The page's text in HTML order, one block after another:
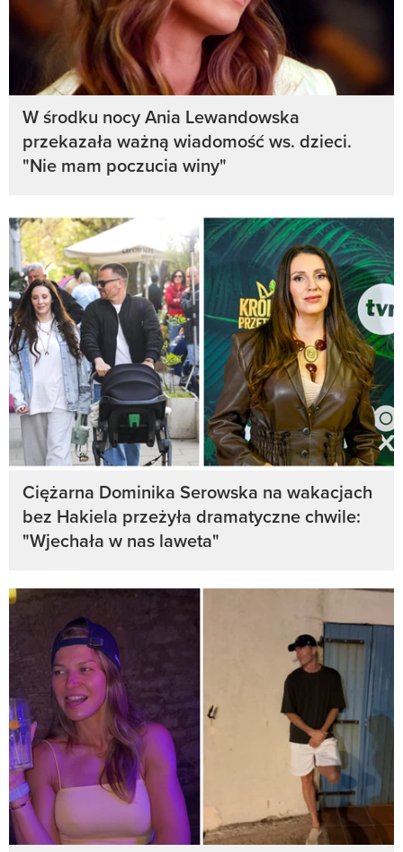
W środku nocy Ania Lewandowska
przekazała ważną wiadomość ws. dzieci.
"Nie mam poczucia winy"
Ciężarna Dominika Serowska na wakacjach
bez Hakiela przeżyła dramatyczne chwile:
"Wjechała w nas laweta"